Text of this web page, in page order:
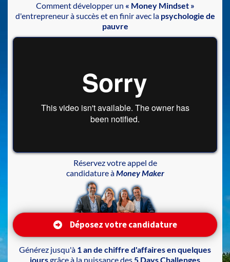
Comment développer un « Money Mindset »
d'entrepreneur à succès et en finir avec lapsychologie de
pauvre
Réservez votre appel de
candidature àMoney Maker
Déposez votre candidature
Générez jusqu'à 1 an de chiffre d'affaires en quelques
joursgrâce à la puissance des5 Days Challenges